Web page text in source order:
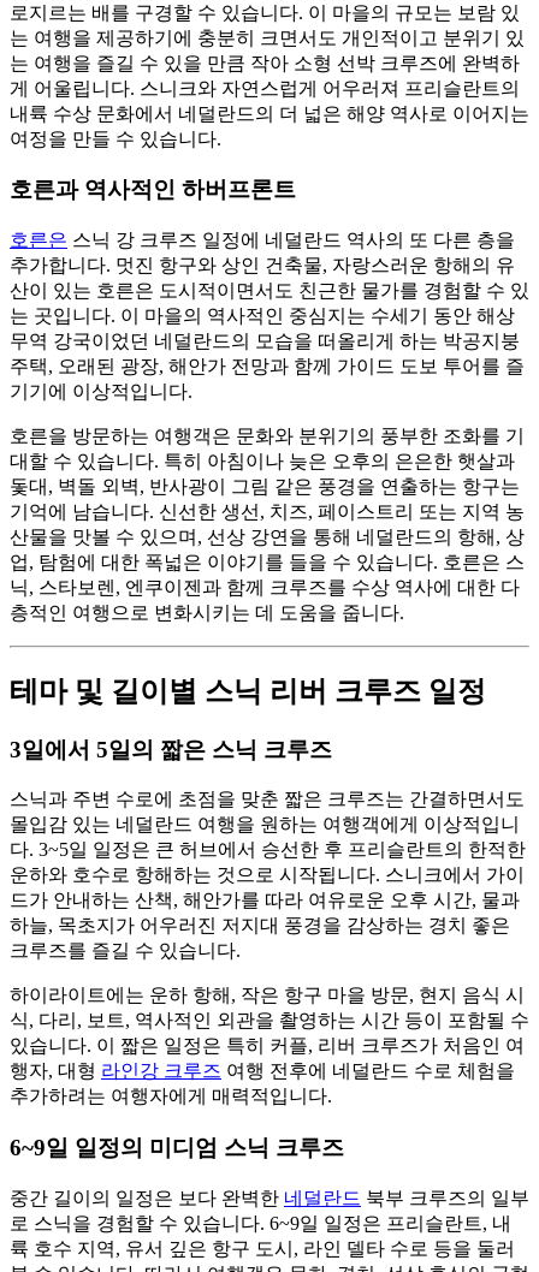
로지르는 배를 구경할 수 있습니다. 이 마을의 규모는 보람 있
는 여행을 제공하기에 충분히 크면서도 개인적이고 분위기 있
는 여행을 즐길 수 있을 만큼 작아 소형 선박 크루즈에 완벽하
게 어울립니다. 스니크와 자연스럽게 어우러져 프리슬란트의
내륙 수상 문화에서 네덜란드의 더 넓은 해양 역사로 이어지는
여정을 만들 수 있습니다.
호른과 역사적인 하버프론트
호른은 스닉 강 크루즈 일정에 네덜란드 역사의 또 다른 층을
추가합니다. 멋진 항구와 상인 건축물, 자랑스러운 항해의 유
산이 있는 호른은 도시적이면서도 친근한 물가를 경험할 수 있
는 곳입니다. 이 마을의 역사적인 중심지는 수세기 동안 해상
무역 강국이었던 네덜란드의 모습을 떠올리게 하는 박공지붕
주택, 오래된 광장, 해안가 전망과 함께 가이드 도보 투어를 즐
기기에 이상적입니다.
호른을 방문하는 여행객은 문화와 분위기의 풍부한 조화를 기
대할 수 있습니다. 특히 아침이나 늦은 오후의 은은한 햇살과
돛대, 벽돌 외벽, 반사광이 그림 같은 풍경을 연출하는 항구는
기억에 남습니다. 신선한 생선, 치즈, 페이스트리 또는 지역 농
산물을 맛볼 수 있으며, 선상 강연을 통해 네덜란드의 항해, 상
업, 탐험에 대한 폭넓은 이야기를 들을 수 있습니다. 호른은 스
닉, 스타보렌, 엔쿠이젠과 함께 크루즈를 수상 역사에 대한 다
층적인 여행으로 변화시키는 데 도움을 줍니다.
테마 및 길이별 스닉 리버 크루즈 일정
3일에서 5일의 짧은 스닉 크루즈
스닉과 주변 수로에 초점을 맞춘 짧은 크루즈는 간결하면서도
몰입감 있는 네덜란드 여행을 원하는 여행객에게 이상적입니
다. 3~5일 일정은 큰 허브에서 승선한 후 프리슬란트의 한적한
운하와 호수로 항해하는 것으로 시작됩니다. 스니크에서 가이
드가 안내하는 산책, 해안가를 따라 여유로운 오후 시간, 물과
하늘, 목초지가 어우러진 저지대 풍경을 감상하는 경치 좋은
크루즈를 즐길 수 있습니다.
하이라이트에는 운하 항해, 작은 항구 마을 방문, 현지 음식 시
식, 다리, 보트, 역사적인 외관을 촬영하는 시간 등이 포함될 수
있습니다. 이 짧은 일정은 특히 커플, 리버 크루즈가 처음인 여
행자, 대형 라인강 크루즈 여행 전후에 네덜란드 수로 체험을
추가하려는 여행자에게 매력적입니다.
6~9일 일정의 미디엄 스닉 크루즈
중간 길이의 일정은 보다 완벽한 네덜란드 북부 크루즈의 일부
로 스닉을 경험할 수 있습니다. 6~9일 일정은 프리슬란트, 내
륙 호수 지역, 유서 깊은 항구 도시, 라인 델타 수로 등을 둘러